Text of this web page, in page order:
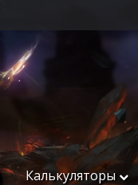
Калькуляторы